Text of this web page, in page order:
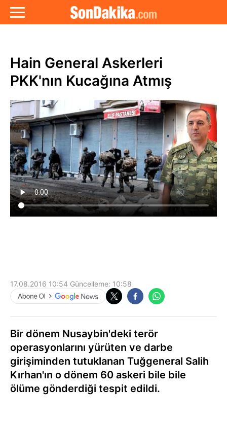
Hain General Askerleri
PKK'nın Kucağına Atmış
17.08.2016 10:54 Güncelleme: 10:58
Bir dönem Nusaybin'deki terör
operasyonlarını yürüten ve darbe
girişiminden tutuklanan Tuğgeneral Salih
Kırhan'ın o dönem 60 askeri bile bile
ölüme gönderdiği tespit edildi.